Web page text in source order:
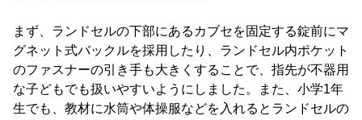
まず、ランドセルの下部にあるカブセを固定する錠前にマ
グネット式バックルを採用したり、ランドセル内ポケット
のファスナーの引き手も大きくすることで、指先が不器用
な子どもでも扱いやすいようにしました。また、小学1年
生でも、教材に水筒や体操服などを入れるとランドセルの